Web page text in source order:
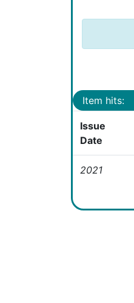
Item hits:
Issue
Date
2021